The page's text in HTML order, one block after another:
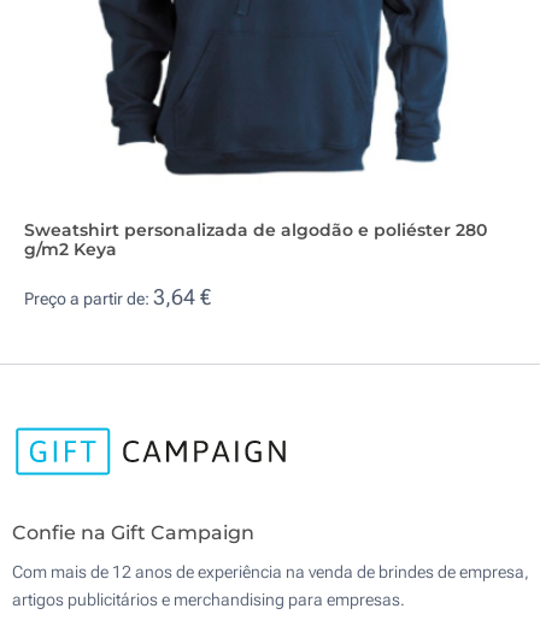
Sweatshirt personalizada de algodão e poliéster 280
g/m2 Keya
Preço a partir de: 3,64 €
Confie na Gift Campaign
Com mais de 12 anos de experiência na venda de brindes de empresa,
artigos publicitários e merchandising para empresas.